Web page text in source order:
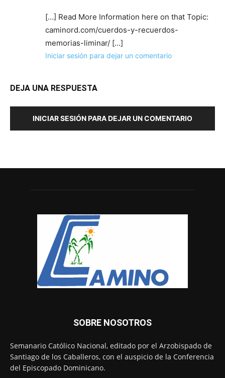
[…] Read More Information here on that Topic:
caminord.com/cuerdos-y-recuerdos-
memorias-liminar/ […]
Iniciar sesión para dejar un comentario
DEJA UNA RESPUESTA
INICIAR SESIÓN PARA DEJAR UN COMENTARIO
SOBRE NOSOTROS
Semanario Católico Nacional, editado por el Arzobispado de
Santiago de los Caballeros, con el auspicio de la Conferencia
del Episcopado Dominicano.